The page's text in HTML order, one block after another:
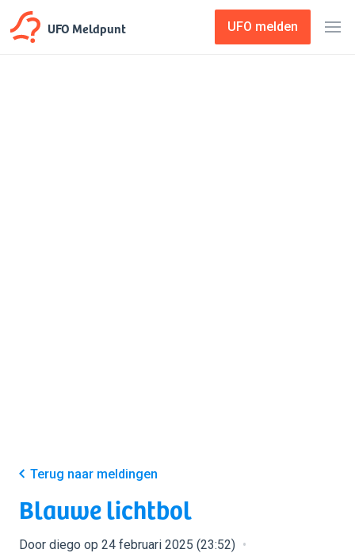
UFO Meldpunt UFO melden
Terug naar meldingen
Blauwe lichtbol
Door diego op 24 februari 2025 (23:52)